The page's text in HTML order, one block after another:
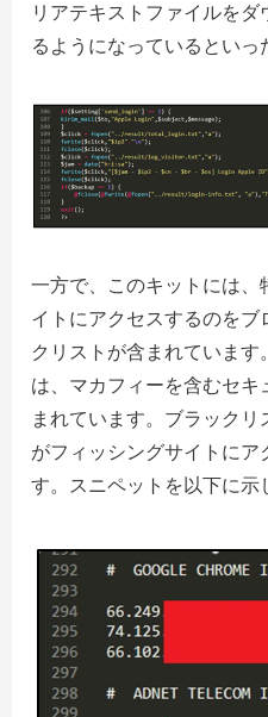
リアテキストファイルを
るようになっているといっ
一方で、このキットには、
イトにアクセスするのをブ
クリストが含まれています。
は、マカフィーを含むセ
まれています。 ブラックリ
がフィッシングサイトにア
す。 スニペットを以下に示